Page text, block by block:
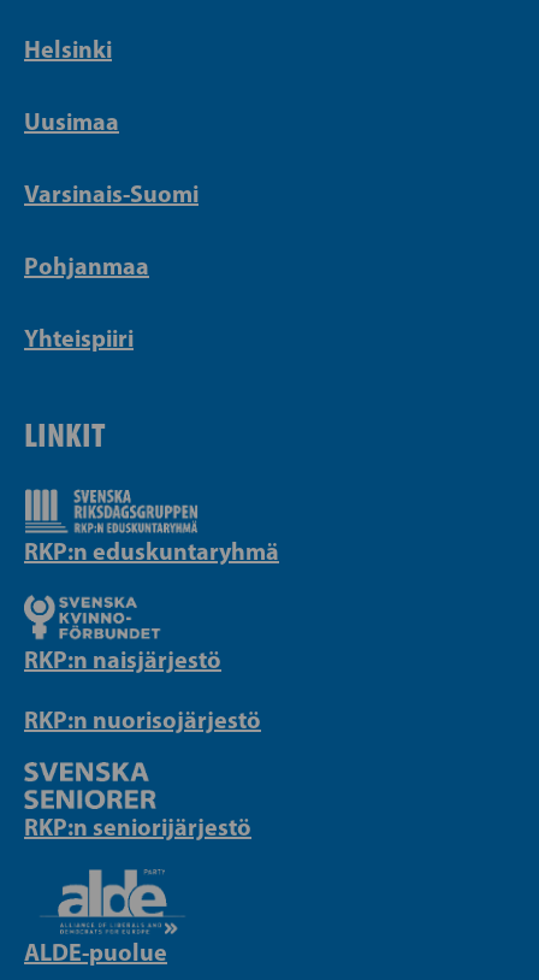
Helsinki
Uusimaa
Varsinais-Suomi
Pohjanmaa
Yhteispiiri
LINKIT
RKP:n eduskuntaryhmä
RKP:n naisjärjestö
RKP:n nuorisojärjestö
RKP:n seniorijärjestö
ALDE-puolue